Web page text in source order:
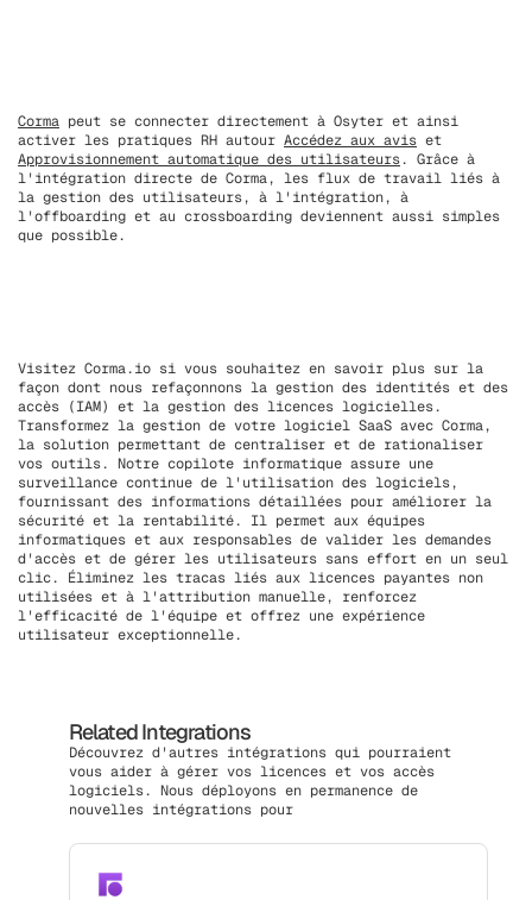
Corma peut se connecter directement à Osyter et ainsi
activer les pratiques RH autour Accédez aux avis et
Approvisionnement automatique des utilisateurs. Grâce à
l'intégration directe de Corma, les flux de travail liés à
la gestion des utilisateurs, à l'intégration, à
l'offboarding et au crossboarding deviennent aussi simples
que possible.
Visitez Corma.io si vous souhaitez en savoir plus sur la
façon dont nous refaçonnons la gestion des identités et des
accès (IAM) et la gestion des licences logicielles.
Transformez la gestion de votre logiciel SaaS avec Corma,
la solution permettant de centraliser et de rationaliser
vos outils. Notre copilote informatique assure une
surveillance continue de l'utilisation des logiciels,
fournissant des informations détaillées pour améliorer la
sécurité et la rentabilité. Il permet aux équipes
informatiques et aux responsables de valider les demandes
d'accès et de gérer les utilisateurs sans effort en un seul
clic. Éliminez les tracas liés aux licences payantes non
utilisées et à l'attribution manuelle, renforcez
l'efficacité de l'équipe et offrez une expérience
utilisateur exceptionnelle.
Related Integrations
Découvrez d'autres intégrations qui pourraient
vous aider à gérer vos licences et vos accès
logiciels. Nous déployons en permanence de
nouvelles intégrations pour